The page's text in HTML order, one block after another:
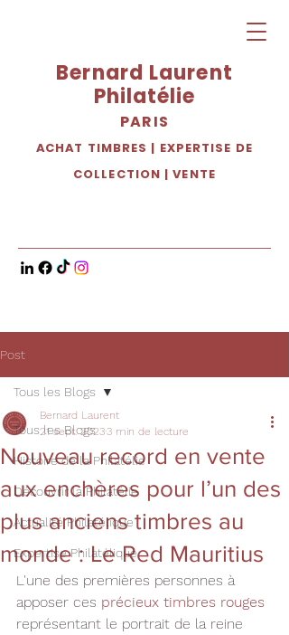
Bernard Laurent
Philatélie
PARIS
ACHAT TIMBRES | EXPERTISE DE
COLLECTION | VENTE
Post
Tous les Blogs
Histoire de la Philatélie
Découvrir la Philatélie
Actualité Philatélique
Expertise Philatélique
Tous les Blogs
Nouveau record en vente
aux enchères pour l’un des
plus anciens timbres au
monde : Le Red Mauritius
Bernard Laurent
21 sept. 20233 min de lecture
L'une des premières personnes à
apposer ces précieux timbres rouges
représentant le portrait de la reine